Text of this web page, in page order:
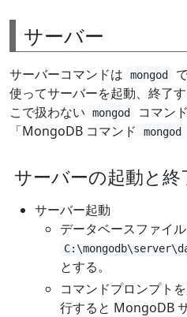
サーバー
サーバーコマンドは mongod
使ってサーバーを起動、終了
こで扱わない
mongod
コマン
「MongoDB コマンド
mongod
サーバーの起動と終
サーバー起動
データベースファイ
とする。
コマンドプロンプト
行すると MongoDB